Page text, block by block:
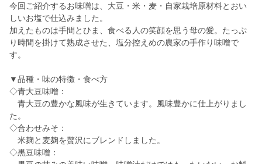
今回ご紹介するお味噌は、大豆・米・麦・自家栽培原材料とおい
しいお塩で仕込みました。
加えたものは手間とひま、食べる人の笑顔を思う母の愛。たっぷ
り時間を掛けて熟成させた、塩分控えめの農家の手作り味噌で
す。
▼品種・味の特徴・食べ方
◇青大豆味噌：
青大豆の豊かな風味が生きています。風味豊かに仕上がりまし
た。
◇合わせみそ：
米麹と麦麹を贅沢にブレンドしました。
◇黒豆味噌：